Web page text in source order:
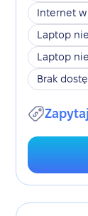
Internet w
Laptop
Laptop
Brak